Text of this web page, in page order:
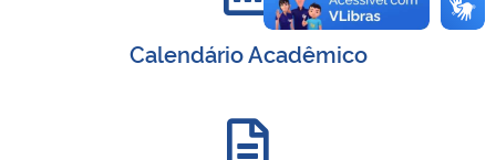
Calendário Acadêmico